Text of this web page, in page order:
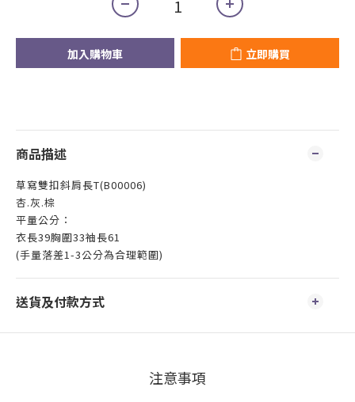
加入購物車 立即購買
商品描述
草寫雙扣斜肩長T(B00006)
杏.灰.棕
平量公分：
衣長39胸圍33袖長61
(手量落差1-3公分為合理範圍)
送貨及付款方式
注意事項